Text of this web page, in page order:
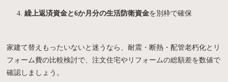
繰上返済資金と6か月分の生活防衛資金を別枠で確保
家建て替えもったいないと迷うなら、耐震・断熱・配管老朽化とリ
フォーム費の比較検討で、注文住宅やリフォームの総額差を数値で
確認しましょう。